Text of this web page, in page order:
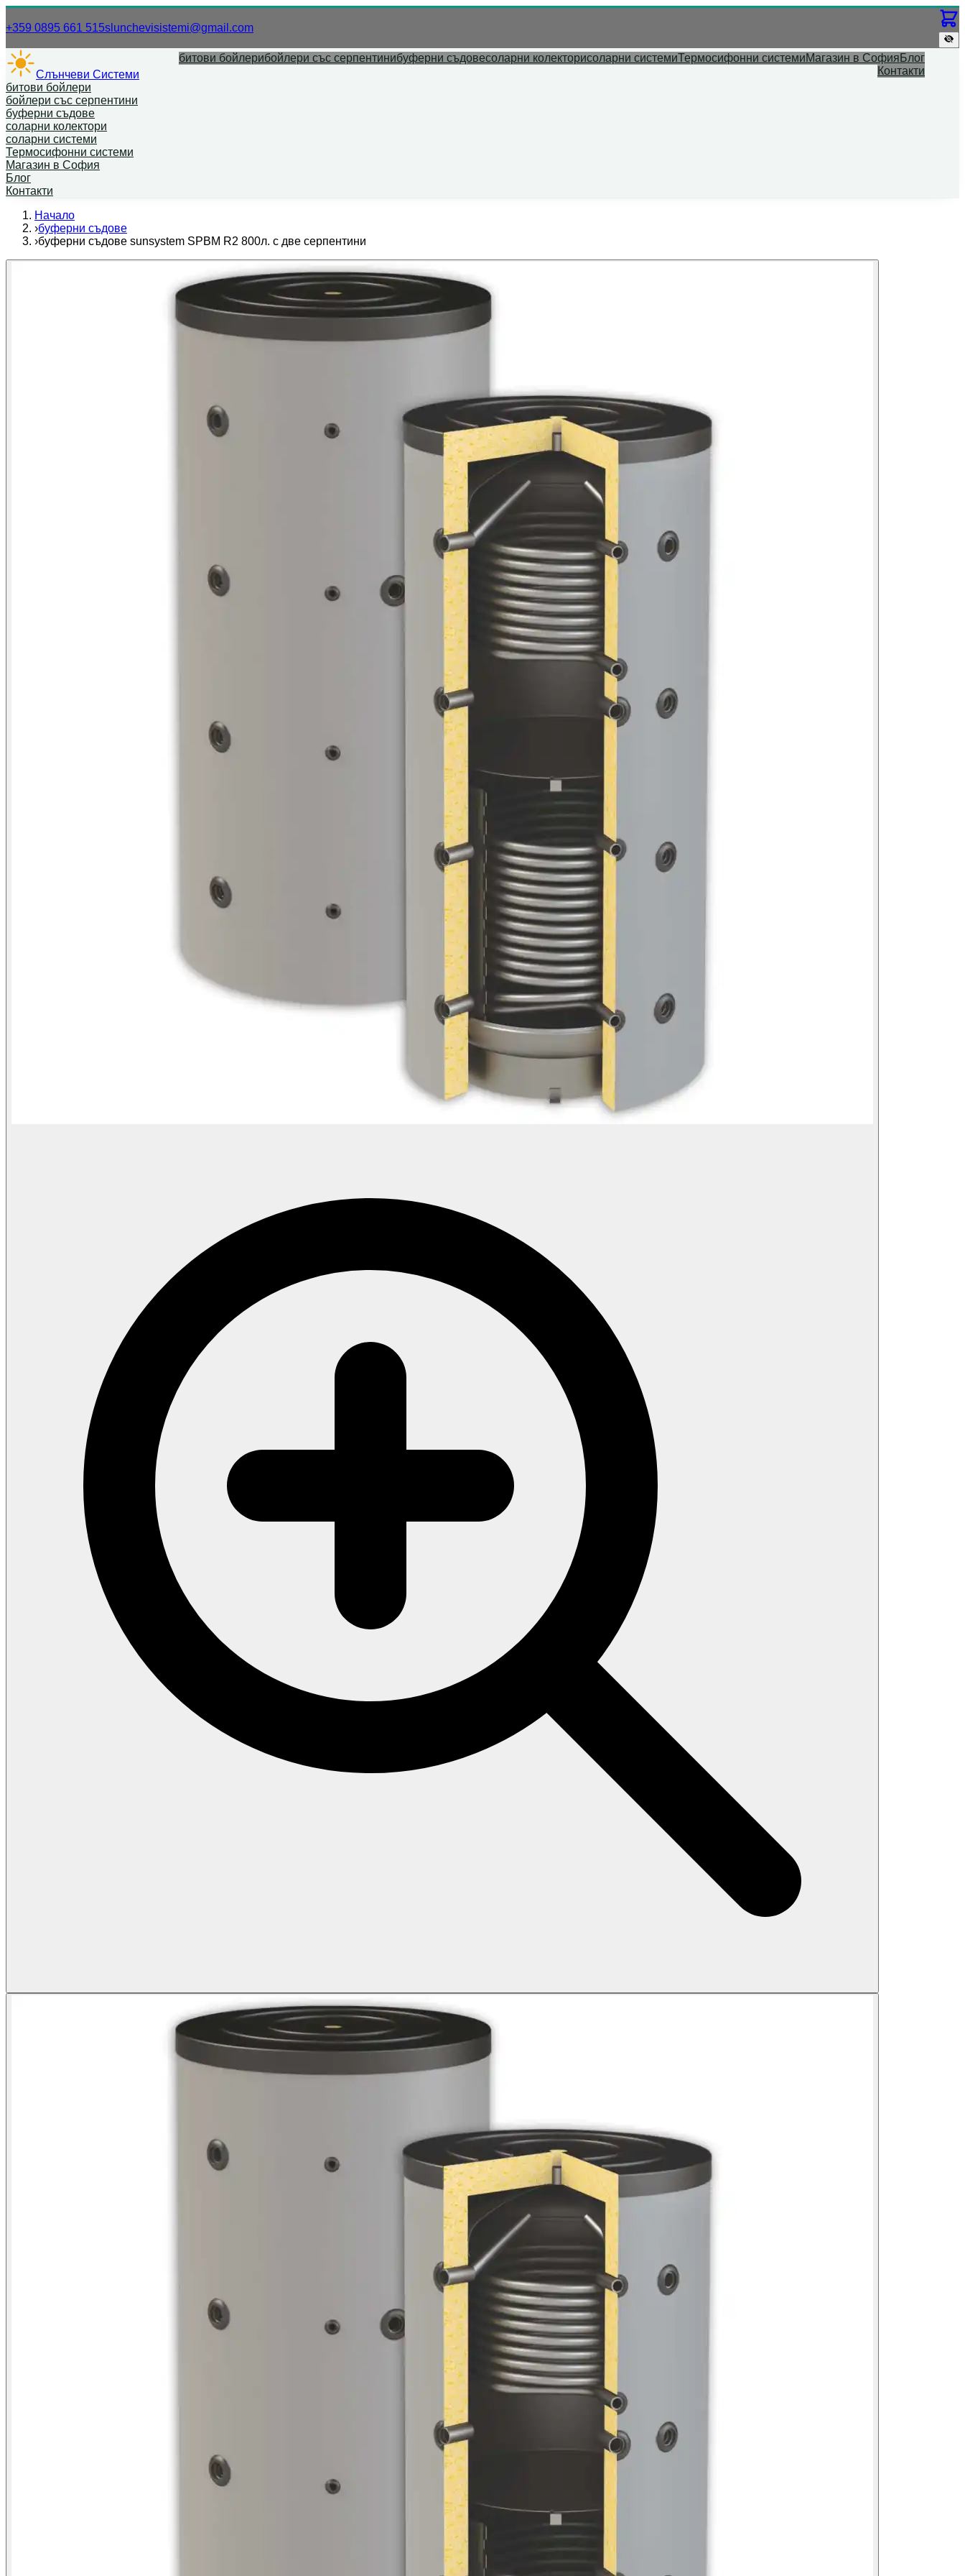
+359 0895 661 515Нашият телефонен номер.
slunchevisistemi@gmail.comНашият имейл адрес.
Слънчеви Системи
битови бойлерибойлери със серпентинибуферни съдовесоларни колекторисоларни системиТермосифонни системиМагазин в София Блог
Контакти
битови бойлери
бойлери със серпентини
буферни съдове
соларни колектори
соларни системи
Термосифонни системи
Магазин в София
Блог
Контакти
Начало
›буферни съдове
›буферни съдове sunsystem SPBM R2 800л. с две серпентини